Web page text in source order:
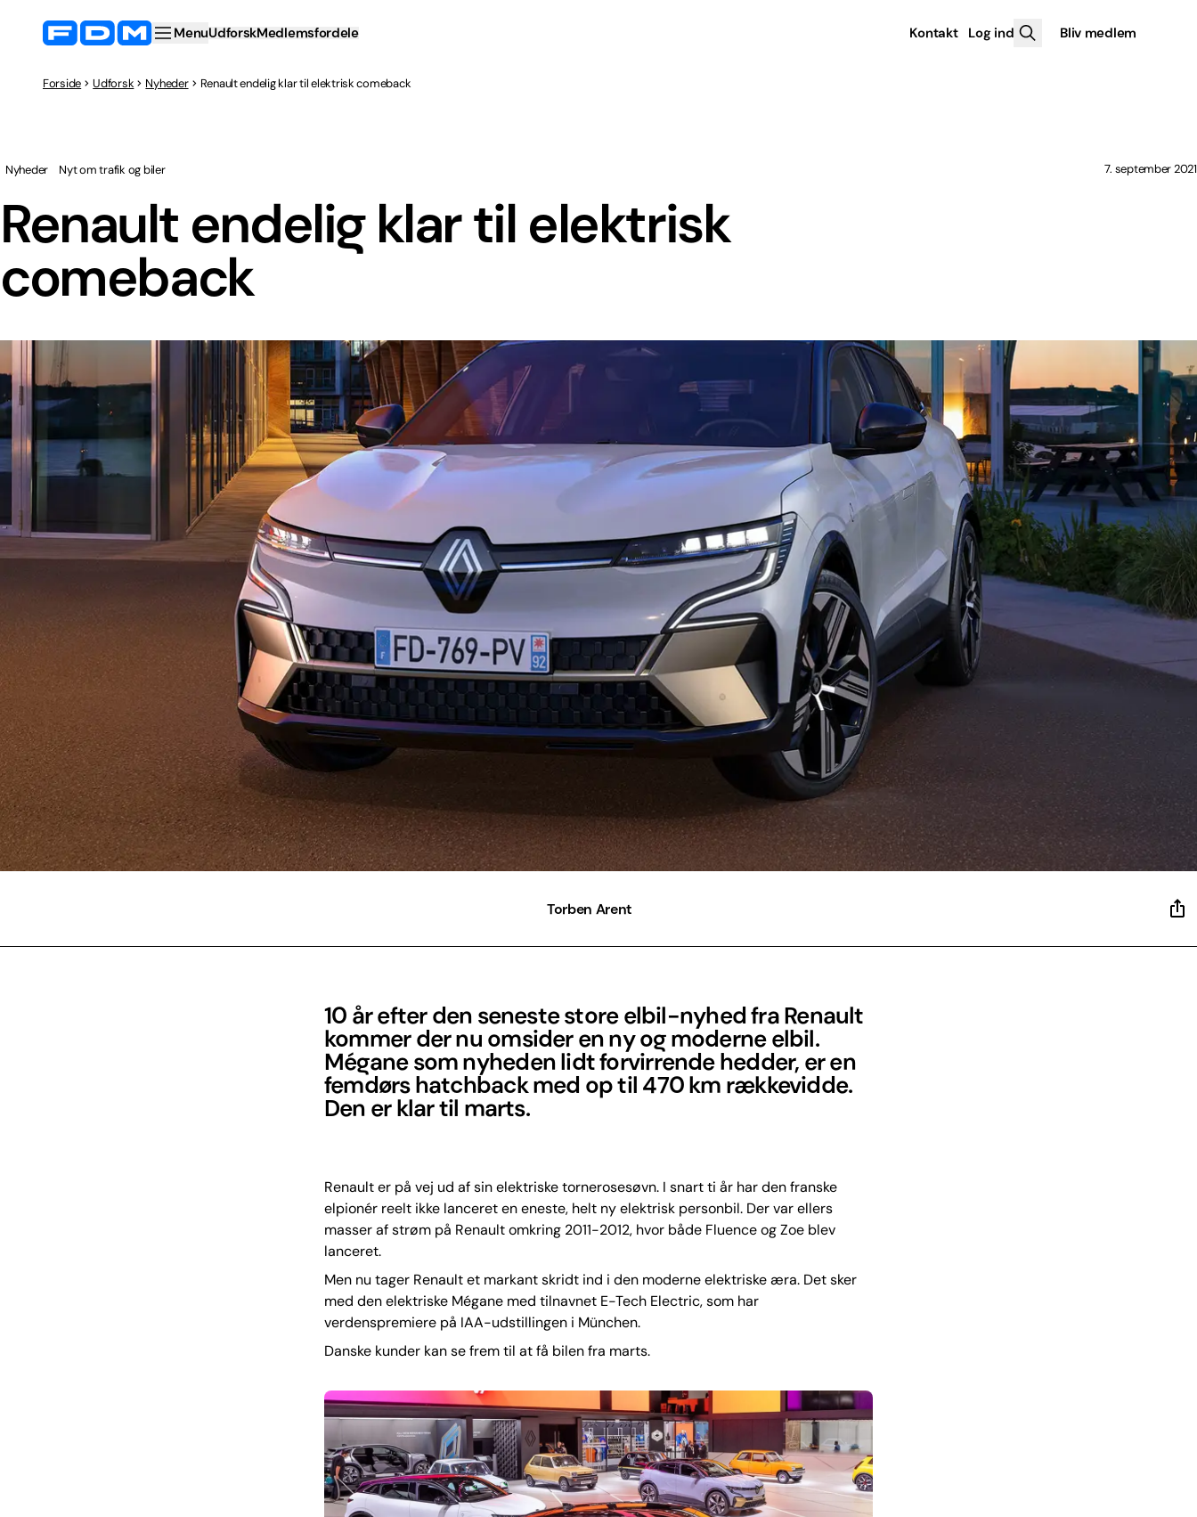
MenuUdforskMedlemsfordele Kontakt Log ind Bliv medlem
Forside Udforsk Nyheder Renault endelig klar til elektrisk comeback
Renault endelig klar til elektrisk
comeback
Nyheder Nyt om trafik og biler 7. september 2021
Torben Arent
10 år efter den seneste store elbil-nyhed fra Renault
kommer der nu omsider en ny og moderne elbil.
Mégane som nyheden lidt forvirrende hedder, er en
femdørs hatchback med op til 470 km rækkevidde.
Den er klar til marts.
Renault er på vej ud af sin elektriske tornerosesøvn. I snart ti år har den franske
elpionér reelt ikke lanceret en eneste, helt ny elektrisk personbil. Der var ellers
masser af strøm på Renault omkring 2011-2012, hvor både Fluence og Zoe blev
lanceret.
Men nu tager Renault et markant skridt ind i den moderne elektriske æra. Det sker
med den elektriske Mégane med tilnavnet E-Tech Electric, som har
verdenspremiere på IAA-udstillingen i München.
Danske kunder kan se frem til at få bilen fra marts.